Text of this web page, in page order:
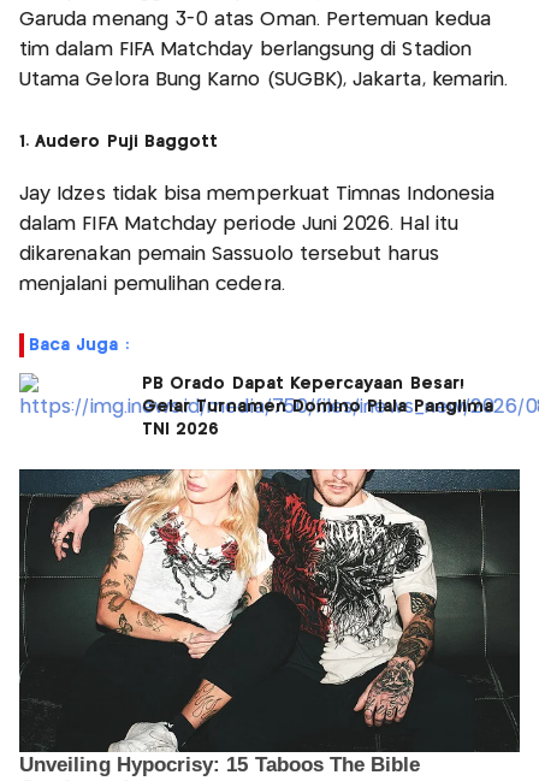
Garuda menang 3-0 atas Oman. Pertemuan kedua
tim dalam FIFA Matchday berlangsung di Stadion
Utama Gelora Bung Karno (SUGBK), Jakarta, kemarin.
1. Audero Puji Baggott
Jay Idzes tidak bisa memperkuat Timnas Indonesia
dalam FIFA Matchday periode Juni 2026. Hal itu
dikarenakan pemain Sassuolo tersebut harus
menjalani pemulihan cedera.
Baca Juga :
PB Orado Dapat Kepercayaan Besar!
Gelar Turnamen Domino Piala Panglima
TNI 2026